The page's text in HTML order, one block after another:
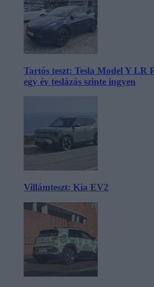
Tartós teszt: Tesla Model Y LR
egy év teslázás szinte ingyen
Villámteszt: Kia EV2